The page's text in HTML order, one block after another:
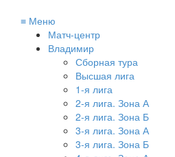
≡ Меню
Матч-центр
Владимир
Сборная тура
Высшая лига
1-я лига
2-я лига. Зона А
2-я лига. Зона Б
3-я лига. Зона А
3-я лига. Зона Б